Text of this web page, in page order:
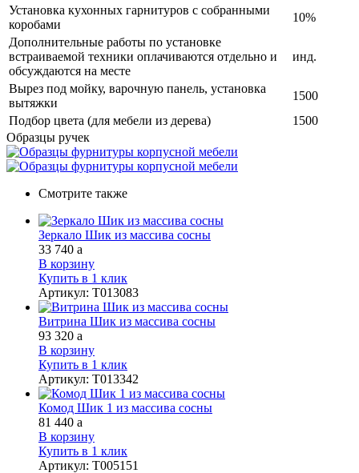
Установка кухонных гарнитуров с собранными
коробами
10%
Дополнительные работы по установке
встраиваемой техники оплачиваются отдельно и
обсуждаются на месте
инд.
Вырез под мойку, варочную панель, установка
вытяжки
1500
Подбор цвета (для мебели из дерева)
1500
Образцы ручек
Смотрите также
Зеркало Шик из массива сосны
33 740 a
В корзину
Купить в 1 клик
Артикул: Т013083
Витрина Шик из массива сосны
93 320 a
В корзину
Купить в 1 клик
Артикул: Т013342
Комод Шик 1 из массива сосны
81 440 a
В корзину
Купить в 1 клик
Артикул: Т005151